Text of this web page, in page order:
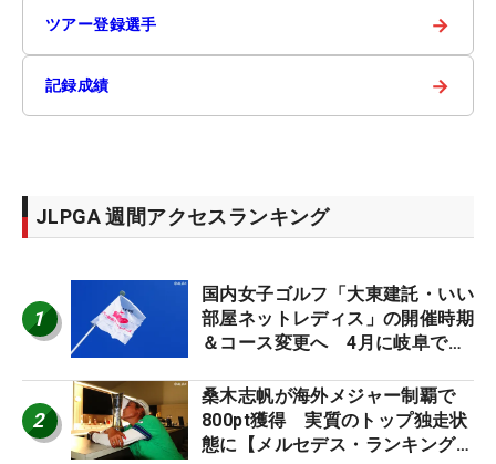
ツアー登録選手 →
記録成績 →
JLPGA 週間アクセスランキング
1
国内女子ゴルフ「大東建託・いい
部屋ネットレディス」の開催時期
＆コース変更へ 4月に岐阜で開
2
桑木志帆が海外メジャー制覇で
800pt獲得 実質のトップ独走状
態に【メルセデス・ランキング番